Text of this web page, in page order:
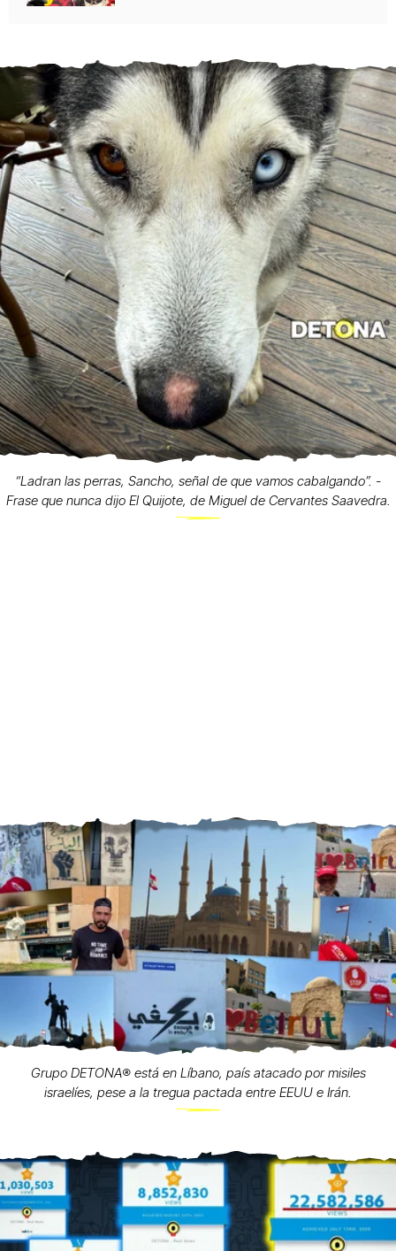
“Ladran las perras, Sancho, señal de que vamos cabalgando”. -
Frase que nunca dijo El Quijote, de Miguel de Cervantes Saavedra.
Grupo DETONA®️ está en Líbano, país atacado por misiles
israelíes, pese a la tregua pactada entre EEUU e Irán.